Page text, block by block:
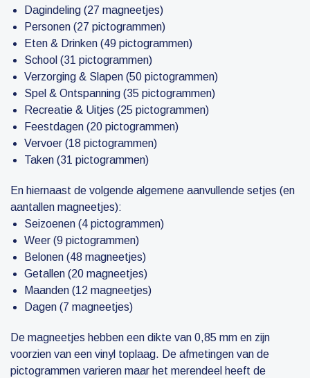
Dagindeling (27 magneetjes)
Personen (27 pictogrammen)
Eten & Drinken (49 pictogrammen)
School (31 pictogrammen)
Verzorging & Slapen (50 pictogrammen)
Spel & Ontspanning (35 pictogrammen)
Recreatie & Uitjes (25 pictogrammen)
Feestdagen (20 pictogrammen)
Vervoer (18 pictogrammen)
Taken (31 pictogrammen)
En hiernaast de volgende algemene aanvullende setjes (en
aantallen magneetjes):
Seizoenen (4 pictogrammen)
Weer (9 pictogrammen)
Belonen (48 magneetjes)
Getallen (20 magneetjes)
Maanden (12 magneetjes)
Dagen (7 magneetjes)
De magneetjes hebben een dikte van 0,85 mm en zijn
voorzien van een vinyl toplaag. De afmetingen van de
pictogrammen varieren maar het merendeel heeft de